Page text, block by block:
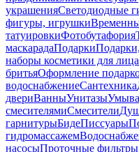
украшенияСветодиодные
фигуры, игрушки
татуировкиФотобутафория
маскарадаПодарки
наборы косметики для
бритьяОформление
водоснабжениеСантехника
двериВанныУнитазы
смесителямиСмесители
гарнитурыБидеПиссуары
гидромассажем
насосыПроточные